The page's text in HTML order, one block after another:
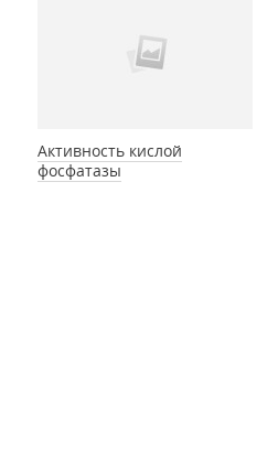
Активность кислой
фосфатазы